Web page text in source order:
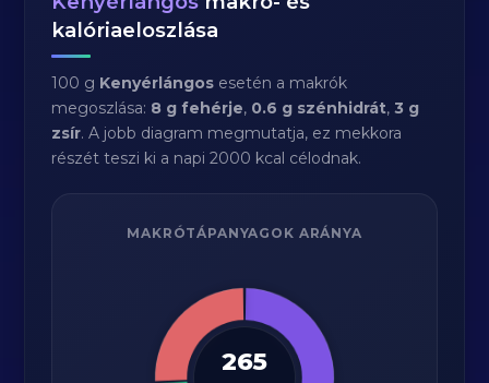
kalóriaeloszlása
100 g Kenyérlángos esetén a makrók
megoszlása: 8 g fehérje, 0.6 g szénhidrát,3 g
zsír. A jobb diagram megmutatja, ez mekkora
részét teszi ki a napi 2000 kcal célodnak.
MAKRÓTÁPANYAGOK ARÁNYA
265